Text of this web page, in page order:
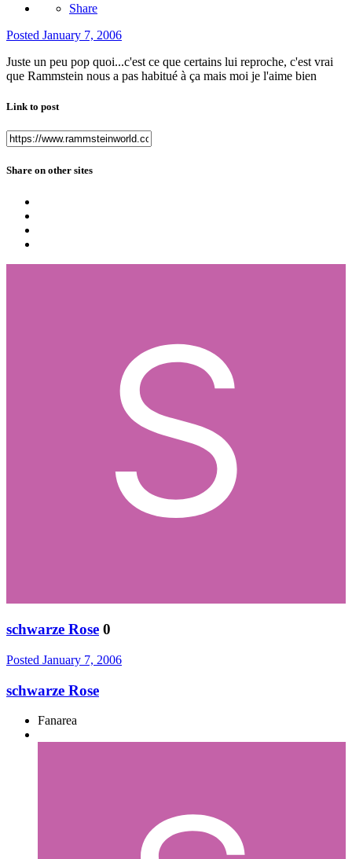
Share
Posted January 7, 2006
Juste un peu pop quoi...c'est ce que certains lui reproche, c'est vrai
que Rammstein nous a pas habitué à ça mais moi je l'aime bien
Link to post
Share on other sites
schwarze Rose 0
Posted January 7, 2006
schwarze Rose
Fanarea